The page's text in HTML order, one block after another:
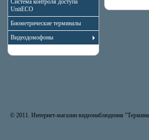
Система контроля доступа
UnitECO
Биометрические терминалы
Видеодомофоны
© 2011. Интернет-магазин видеонаблюдения